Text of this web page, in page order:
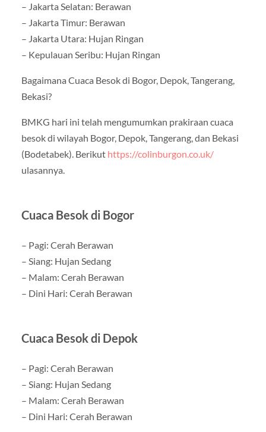
– Jakarta Selatan: Berawan
– Jakarta Timur: Berawan
– Jakarta Utara: Hujan Ringan
– Kepulauan Seribu: Hujan Ringan
Bagaimana Cuaca Besok di Bogor, Depok, Tangerang,
Bekasi?
BMKG hari ini telah mengumumkan prakiraan cuaca
besok di wilayah Bogor, Depok, Tangerang, dan Bekasi
(Bodetabek). Berikut https://colinburgon.co.uk/
ulasannya.
Cuaca Besok di Bogor
– Pagi: Cerah Berawan
– Siang: Hujan Sedang
– Malam: Cerah Berawan
– Dini Hari: Cerah Berawan
Cuaca Besok di Depok
– Pagi: Cerah Berawan
– Siang: Hujan Sedang
– Malam: Cerah Berawan
– Dini Hari: Cerah Berawan